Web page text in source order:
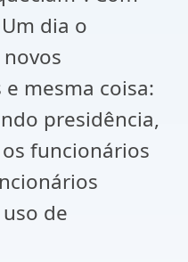
dia o
mesma coisa:
presidência,
funcionários
de